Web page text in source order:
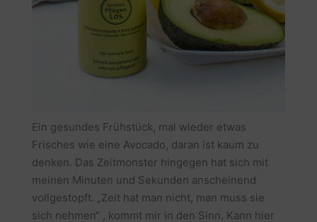
Ein gesundes Frühstück, mal wieder etwas
Frisches wie eine Avocado, daran ist kaum zu
denken. Das Zeitmonster hingegen hat sich mit
meinen Minuten und Sekunden anscheinend
vollgestopft. „Zeit hat man nicht, man muss sie
sich nehmen“ , kommt mir in den Sinn. Kann hier